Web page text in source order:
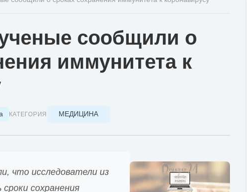
сообщили о
иммунитета к
КАТЕГОРИЯ МЕДИЦИНА
что исследователи из
сохранения